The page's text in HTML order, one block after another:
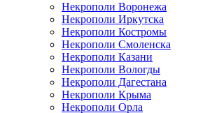
Некрополи Воронежа
Некрополи Иркутска
Некрополи Костромы
Некрополи Смоленска
Некрополи Казани
Некрополи Вологды
Некрополи Дагестана
Некрополи Крыма
Некрополи Орла